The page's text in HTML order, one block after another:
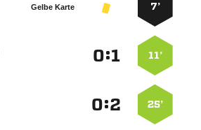
7’
Gelbe Karte
11’
:
25’
: